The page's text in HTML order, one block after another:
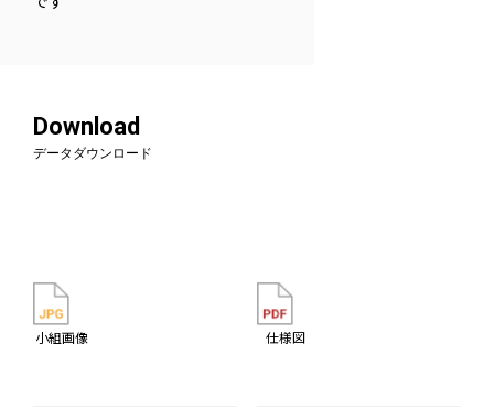
Download
データダウンロード
小組画像 仕様図